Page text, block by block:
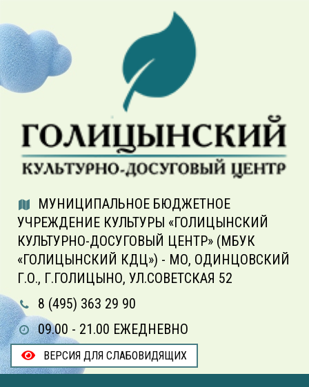
МУНИЦИПАЛЬНОЕ БЮДЖЕТНОЕ
УЧРЕЖДЕНИЕ КУЛЬТУРЫ «ГОЛИЦЫНСКИЙ
КУЛЬТУРНО-ДОСУГОВЫЙ ЦЕНТР» (МБУК
«ГОЛИЦЫНСКИЙ КДЦ») - МО, ОДИНЦОВСКИЙ
Г.О., Г.ГОЛИЦЫНО, УЛ.СОВЕТСКАЯ 52
8 (495) 363 29 90
09.00 - 21.00 ЕЖЕДНЕВНО
ВЕРСИЯ ДЛЯ СЛАБОВИДЯЩИХ